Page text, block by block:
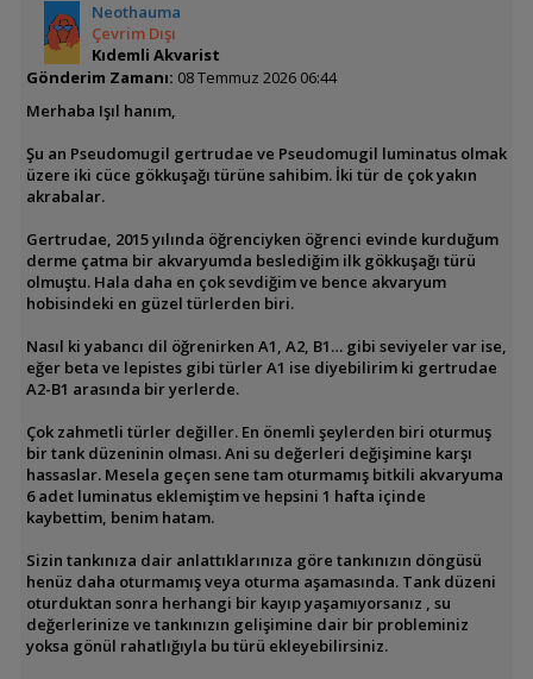
Neothauma
Çevrim Dışı
Kıdemli Akvarist
Gönderim Zamanı: 08 Temmuz 2026 06:44
Merhaba Işıl hanım,
Şu an Pseudomugil gertrudae ve Pseudomugil luminatus olmak
üzere iki cüce gökkuşağı türüne sahibim. İki tür de çok yakın
akrabalar.
Gertrudae, 2015 yılında öğrenciyken öğrenci evinde kurduğum
derme çatma bir akvaryumda beslediğim ilk gökkuşağı türü
olmuştu. Hala daha en çok sevdiğim ve bence akvaryum
hobisindeki en güzel türlerden biri.
Nasıl ki yabancı dil öğrenirken A1, A2, B1… gibi seviyeler var ise,
eğer beta ve lepistes gibi türler A1 ise diyebilirim ki gertrudae
A2-B1 arasında bir yerlerde.
Çok zahmetli türler değiller. En önemli şeylerden biri oturmuş
bir tank düzeninin olması. Ani su değerleri değişimine karşı
hassaslar. Mesela geçen sene tam oturmamış bitkili akvaryuma
6 adet luminatus eklemiştim ve hepsini 1 hafta içinde
kaybettim, benim hatam.
Sizin tankınıza dair anlattıklarınıza göre tankınızın döngüsü
henüz daha oturmamış veya oturma aşamasında. Tank düzeni
oturduktan sonra herhangi bir kayıp yaşamıyorsanız , su
değerlerinize ve tankınızın gelişimine dair bir probleminiz
yoksa gönül rahatlığıyla bu türü ekleyebilirsiniz.